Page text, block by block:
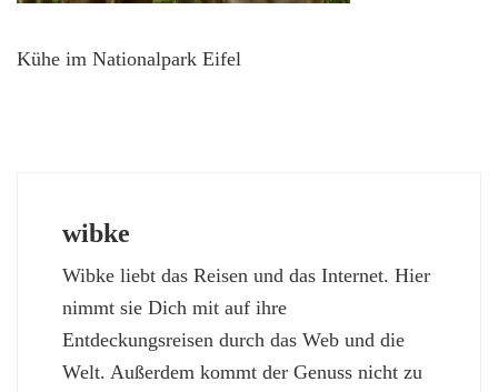
Kühe im Nationalpark Eifel
wibke
Wibke liebt das Reisen und das Internet. Hier
nimmt sie Dich mit auf ihre
Entdeckungsreisen durch das Web und die
Welt. Außerdem kommt der Genuss nicht zu